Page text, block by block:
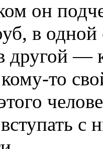
он
в одной
другой —
то
с